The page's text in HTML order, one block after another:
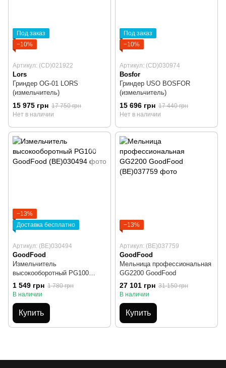
Под заказ
−10%
Артикул: (CD)021922
Lors
Гриндер OG-01 LORS
(измельчитель)
15 975 грн 17 750 грн
Нет в наличии
Под заказ
−10%
Артикул: (CD)030974
Bosfor
Гриндер USO BOSFOR
(измельчитель)
15 696 грн 17 440 грн
Нет в наличии
−13%
Доставка бесплатно
Артикул: (BE)030494
GoodFood
Измельчитель
высокооборотный PG100
GoodFood
1 549 грн 1 780 грн
В наличии
Купить
−13%
Артикул: (BE)037759
GoodFood
Мельница профессиональная
GG2200 GoodFood
27 101 грн 31 150 грн
В наличии
Купить